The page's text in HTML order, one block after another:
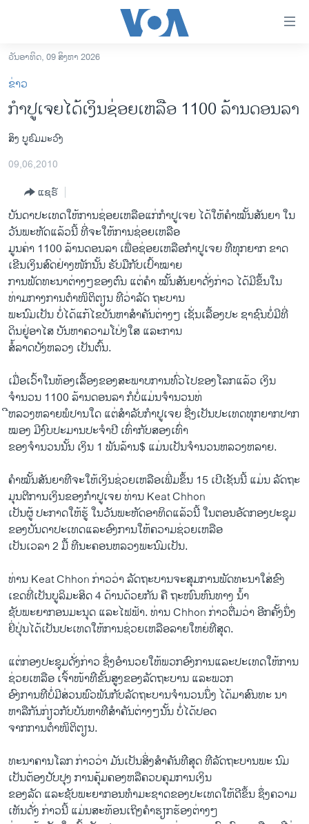
ເຂົ້າ
ຫາ
ຂ້າມ
ຂ້າມ
ໄປ
ຫາ
ລາວ
ອາເມຣິກາ
ການເລືອກຕັ້ງ ປະທານາທີບໍດີ ສະຫະລັດ 2024
ຂ່າວ​ຈີນ
ໂລກ
ເອເຊຍ
ອິດສະຫຼະພາບດ້ານການຂ່າວ
ຊີວິດຊາວລາວ
ຊຸມຊົນຊາວລາວ
ວິທະຍາສາດ-ເທັກໂນໂລຈີ
ທຸລະກິດ
ພາສາອັງກິດ
ວີດີໂອ
ສຽງ
ລາຍການກະຈາຍສຽງ
ລາຍງານ
ຕິດຕາມພວກເຮົາ ທີ່
ພາສາຕ່າງໆ
ວັນອາທິດ, 09 ສິງຫາ 2026
ຂ່າວ
ກຳປູເຈຍໄດ້ເງິນຊ່ອຍເຫລືອ 1100 ລ້ານດອນລາ
ສິງ ບູຣົມມະວົງ
09,06,2010
ແຊຣ໌
ບັນດາ​ປະ​ເທດ​ໃຫ້ການ​ຊ່ອຍ​ເຫລືອແກ່ກຳປູ​ເຈຍ ​ໄດ້ໃຫ້​ຄຳໝັ້ນ​ສັນຍາ ໃນ​
ວັນ​ພະຫັດ​ແລ້ວ​ນີ້ ທີ່​ຈະ​ໃຫ້ການ​ຊ່ອຍ​ເຫລືອ
ມູນ​ຄ່າ 1100 ລ້ານ​ດອນ​ລາ ​ເພື່ອ​ຊ່ອຍເຫລືອ​ກຳປູ​ເຈຍ ທ່ີ​ທຸກ​ຍາກ ຂາດ​
ເຂີນເງິນສົດ​ຢ່າງ​ໜັກນັ້ນ ​ຮັບ​ມື​ກັບເປົ້າໝາຍ
ການ​ພັດທະນາ​ຕ່າງໆ​ຂອງ​ຕົນ ​ແຕ່​ຄຳ ໝັ້ນ​ສັນຍາ​ດັ່ງກ່າວ ​ໄດ້ມີ​ຂຶ້ນ​ໃນ​
ທ່າມກາງ​ການ​ຕຳ​ໜິຕິຕຽນ​ ທ່ີ​ວ່າລັດ ຖະບານ
ພະນົມ​ເປັນ ​ບໍ່​ໄດ້​ແກ້​ໄຂ​ບັນຫາສຳຄັນຕ່າງໆ​ ເຊັ່ນ​ເລື້ອງ​ປະ ຊາຊົນ​ບໍ່​ມີທີ່​
ດິນຢູ່​ອາ​ໄສ ບັນຫາຄວາມໂປ່​ງ​ໃສ ​ແລະ​ການ​
ສໍ້​ລາດ​ບັງ​ຫລວງ​ ​ເປັນຕົ້ນ.
ເມື່ອເວົ້າໃນ​ທ້ອງ​ເລື້ອງ​ຂອງ​ສະພາບ​ການ​ທົ່ວ​ໄປ​ຂອງໂລກ​ແລ້ວ ​ເງິນ​
ຈຳນວນ 1100 ລ້ານ​ດອນ​ລາ​ ກໍ​ບໍ່ແມ່ນຈຳນວນ​ທ່
ີ​ຫລວງຫລາຍ​ພໍປານ​ໃດ ​ແຕ່​ສຳລັບກຳປູ​ເຈຍ ​ຊື່​ງ​ເປັນປະ​ເທ​ດທຸກ​ຍາກປາກ
ໝອງ ​ມີ​ງົບປະມານ​ປະຈຳ​ປີ ​ເທົ່າ​ກັບສອງ​ເທົ່າ​
ຂອງ​ຈຳນວນ​ນັ້ນ ​ເງິນ​ 1 ພັນ​ລ້ານ​$ ແມ່ນ​ເປັນ​ຈຳນວນ​ຫລວງຫລາຍ.
ຄຳ​ໝັ້ນ​ສັນຍາ​ທ່ີ​ຈະໃຫ້ເງິນ​ຊ່ວຍ​ເຫລືອ​ເພີ່ມ​ຂຶ້ນ 15 ​ເປີ​ເຊັນນີ້ ​ແມ່ນ ລັດຖະ
ມຸນຕີ​ການ​ເງິນ​ຂອງ​ກຳປູ​ເຈຍ ທ່ານ Keat Chhon
ເປັນ​ຜູ້ ປະກາດ​ໃຫ້​ຮູ້ ໃນ​ວັນ​ພະຫັດ​ອາທິດ​ແລ້ວ​ນີ້ ​ໃນຕອນ​ອັດ​ກອງ​ປະຊຸມ
ຂອງ​ບັນດາ​ປະ​ເທດ​ແລະ​ອົງການ​ໃຫ້​ຄວາມ​ຊ່ວຍ​ເຫລືອ
ເປັນ​ເວລາ 2 ມື້​ ທ່ີ​ນະຄອນຫລວງພະນົມ​ເປັນ.
ທ່ານ Keat Chhon ກ່າວ​ວ່າ ລັດຖະບານ​ຈະ​ສຸມ​ການ​ພັດທະນາໃສ່​ຂົງ​
ເຂດ​ທີ່ເປັນບູລິ​ມະ​ສິດ 4 ດ້ານ​ດ້ວຍ​ກັນ ​ຄື ຖະໜົນ​ຫົນທາງ ນ້ຳ
ຊັບພະຍາກອນ​ມະນຸດ ​ແລະ​ໄຟຟ້າ. ທ່ານ Chhon ກ່າວ​ຕື່ມ​ວ່າ ອີກ​ຄັ້ງ​ນຶ່ງ​
ຍີ່​ປຸ່ນ​ໄດ້​ເປັນ​ປະ​ເທດໃຫ້ການ​ຊ່ວຍ​ເຫລືອ​ລາຍ​ໃຫຍ່​ທ່ີ​ສຸດ.
ແຕ່​ກອງ​ປະຊຸມດັ່ງກ່າວ ຊຶ່ງ​ອຳນວຍ​ໃຫ້​ພວກ​ອົງການ​ແລະປະ​ເທດ​ໃຫ້ການ
ຊ່ວຍ​ເຫລືອ ​ເຈົ້າ​ໜ້າ​ທ່ີ​ຂັ້ນ​ສູງ​ຂອງລັດຖະບານ ​ແລະ​ພວກ
ອົງການ​ທ່ີ​ບໍ່​ມີ​ສ່ວນ​ພົວພັນ​ກັບ​ລັດຖະບານ​ຈຳນວນ​ນຶ່ງ ​ໄດ້​ມາສົນທະ ນາ
ຫາລື​ກັນ​ກ່ຽວ​ກັບ​ບັນຫາ​ທ່ີ​ສຳຄັນຕ່າງໆ​ນັ້ນ ບໍ່​ໄດ້ປອດ​
ຈາກການ​ຕຳ​ໜິຕິຕຽນ.
ທະນາຄານ​ໂລກ ກ່າວ​ວ່າ ມັນ​ເປັນ​ສິ່ງ​ສຳຄັນ​ທ່ີ​ສຸດ​ ທ່ີ​ລັດຖະບານ​ພະ ນົມ​
ເປັນ​ຕ້ອງ​ປັບປຸງ ​ການ​ຄຸ້ມ​ຄອງ​ຫລື​ຄວບ​ຄຸມການ​ເງິນ​
ຂອງລັດ ແລະ​ຊັບພະຍາກອນ​ທຳ​ມະ​ຊາດ​ຂອງ​ປະ​ເທດໃຫ້​ດີ​ຂຶ້ນ ຊຶ່ງຄວາ​ມ​
ເຫັນ​ດັ່ງ ກ່າວ​ນີ້ ​ແມ່ນ​ສະທ້ອນ​ເຖິງຄຳ​ຮຽກຮ້ອງ​ຕ່າງໆ